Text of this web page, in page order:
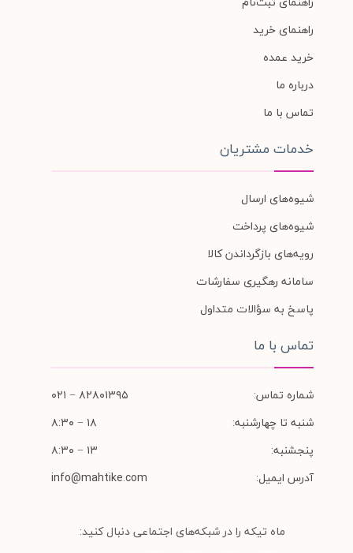
راهنمای خرید
خرید عمده
درباره ما
تماس با ما
خدمات مشتریان
شیوه‌های ارسال
شیوه‌های پرداخت
رویه‌های بازگرداندن کالا
سامانه رهگیری سفارشات
پاسخ به سؤالات متداول
تماس با ما
شماره تماس:
۸۲۸۰۱۳۹۵ − ۰۲۱
شنبه تا چهارشنبه:
۱۸ − ۸:۳۰
پنجشنبه:
۱۳ − ۸:۳۰
آدرس ایمیل:
info@mahtike.com
ماه تیکه را در شبکه‌های اجتماعی دنبال کنید: